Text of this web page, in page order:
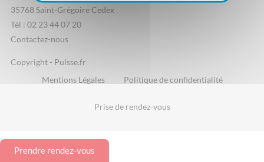
35768 Saint-Grégoire Cedex
Tél : 02 23 44 07 20
Contactez-nous
Copyright - Pulsse.fr
Mentions Légales
Politique de confidentialité
Prise de rendez-vous
Prendre rendez-vous